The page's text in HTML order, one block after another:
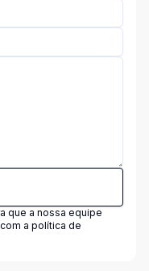
que a nossa equipe
a política de